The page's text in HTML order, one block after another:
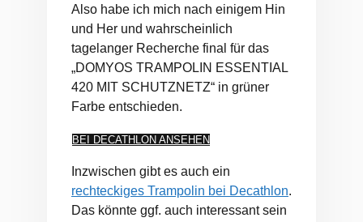
Also habe ich mich nach einigem Hin
und Her und wahrscheinlich
tagelanger Recherche final für das
„DOMYOS TRAMPOLIN ESSENTIAL
420 MIT SCHUTZNETZ“ in grüner
Farbe entschieden.
BEI DECATHLON ANSEHEN
Inzwischen gibt es auch ein
rechteckiges Trampolin bei Decathlon.
Das könnte ggf. auch interessant sein